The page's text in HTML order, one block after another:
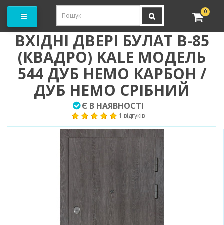
0
ВХІДНІ ДВЕРІ БУЛАТ В-85
(КВАДРО) KALE МОДЕЛЬ
544 ДУБ НЕМО КАРБОН /
ДУБ НЕМО СРІБНИЙ
:Є В НАЯВНОСТІ
1 відгуків